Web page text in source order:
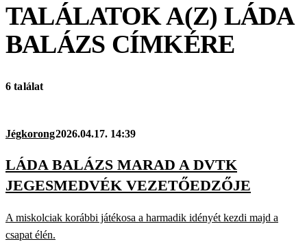
TALÁLATOK A(Z) LÁDA
BALÁZS CÍMKÉRE
6 találat
Jégkorong2026.04.17. 14:39
LÁDA BALÁZS MARAD A DVTK
JEGESMEDVÉK VEZETŐEDZŐJE
A miskolciak korábbi játékosa a harmadik idényét kezdi majd a
csapat élén.